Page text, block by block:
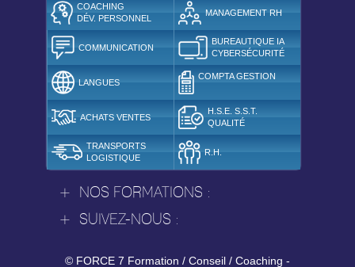
COACHING
DÉV. PERSONNEL
MANAGEMENT RH
INTERCULTUREL
COMMUNICATION
COMMUNICATION DIGITALE
BUREAUTIQUE IA
CYBERSÉCURITÉ
LANGUES
COMPTA GESTION
ACHATS VENTES
H.S.E. S.S.T.
QUALITÉ
TRANSPORTS
LOGISTIQUE
R.H.
+ NOS FORMATIONS :
© FORCE 7 Formation / Conseil / Coaching -
+ SUIVEZ-NOUS :